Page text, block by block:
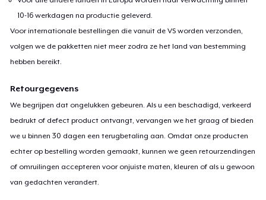
10-16 werkdagen na productie geleverd.
Voor internationale bestellingen die vanuit de VS worden verzonden,
volgen we de pakketten niet meer zodra ze het land van bestemming
hebben bereikt.
Retourgegevens
We begrijpen dat ongelukken gebeuren. Als u een beschadigd, verkeerd
bedrukt of defect product ontvangt, vervangen we het graag of bieden
we u binnen 30 dagen een terugbetaling aan. Omdat onze producten
echter op bestelling worden gemaakt, kunnen we geen retourzendingen
of omruilingen accepteren voor onjuiste maten, kleuren of als u gewoon
van gedachten verandert.